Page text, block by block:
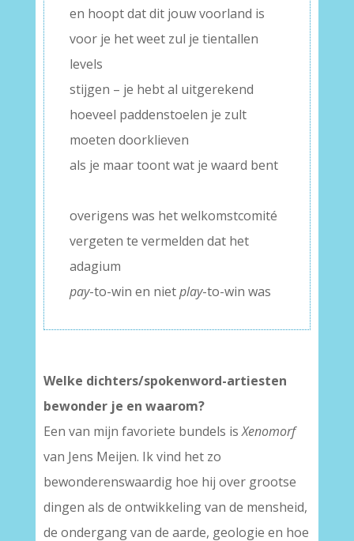
en hoopt dat dit jouw voorland is
voor je het weet zul je tientallen
levels
stijgen – je hebt al uitgerekend
hoeveel paddenstoelen je zult
moeten doorklieven
als je maar toont wat je waard bent
overigens was het welkomstcomité
vergeten te vermelden dat het
adagium
pay-to-win en nietplay-to-win was
Welke dichters/spokenword-artiesten
bewonder je en waarom?
Een van mijn favoriete bundels isXenomorf
van Jens Meijen. Ik vind het zo
bewonderenswaardig hoe hij over grootse
dingen als de ontwikkeling van de mensheid,
de ondergang van de aarde, geologie en hoe